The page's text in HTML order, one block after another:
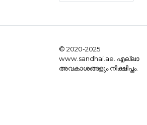
© 2020-2025
www.sandhai.ae. എല്ലാ
അവകാശങ്ങളും നിക്ഷിപ്തം.